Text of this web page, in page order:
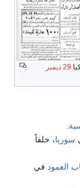
29 ديمبر
سوريا، خلفاً
العمود في